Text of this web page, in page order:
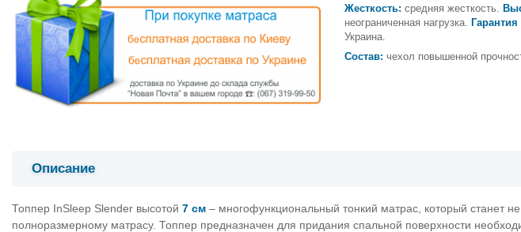
Жесткость: средняя жесткость.
неограниченная нагрузка.
Украина.
Состав: чехол повышенной
Описание
Топпер InSleep Slender высотой 7 см – многофункциональный тонкий матрас, который станет
полноразмерному матрасу. Топпер предназначен для придания спальной поверхности